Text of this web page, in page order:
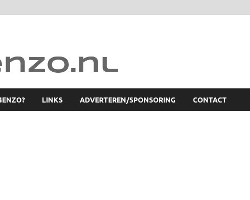
LINKS ADVERTEREN/SPONSORING CONTACT